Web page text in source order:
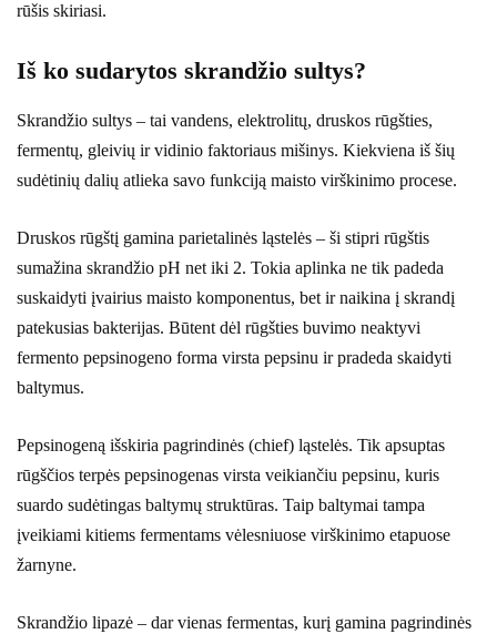
rūšis skiriasi.
Iš ko sudarytos skrandžio sultys?
Skrandžio sultys – tai vandens, elektrolitų, druskos rūgšties,
fermentų, gleivių ir vidinio faktoriaus mišinys. Kiekviena iš šių
sudėtinių dalių atlieka savo funkciją maisto virškinimo procese.
Druskos rūgštį gamina parietalinės ląstelės – ši stipri rūgštis
sumažina skrandžio pH net iki 2. Tokia aplinka ne tik padeda
suskaidyti įvairius maisto komponentus, bet ir naikina į skrandį
patekusias bakterijas. Būtent dėl rūgšties buvimo neaktyvi
fermento pepsinogeno forma virsta pepsinu ir pradeda skaidyti
baltymus.
Pepsinogeną išskiria pagrindinės (chief) ląstelės. Tik apsuptas
rūgščios terpės pepsinogenas virsta veikiančiu pepsinu, kuris
suardo sudėtingas baltymų struktūras. Taip baltymai tampa
įveikiami kitiems fermentams vėlesniuose virškinimo etapuose
žarnyne.
Skrandžio lipazė – dar vienas fermentas, kurį gamina pagrindinės